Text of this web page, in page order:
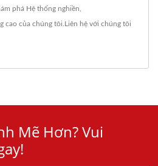
phá Hệ thống nghiền
cao của chúng tôi. Liên hệ với chúng tôi
Mẽ Hơn? Vui